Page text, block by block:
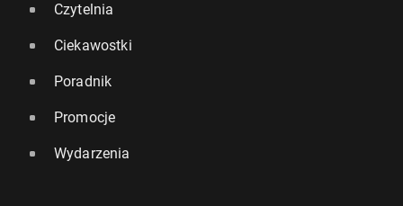
Czytelnia
Ciekawostki
Poradnik
Promocje
Wydarzenia